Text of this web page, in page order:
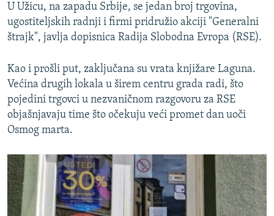
U Užicu, na zapadu Srbije, se jedan broj trgovina,
ugostiteljskih radnji i firmi pridružio akciji "Generalni
štrajk", javlja dopisnica Radija Slobodna Evropa (RSE).
Kao i prošli put, zaključana su vrata knjižare Laguna.
Većina drugih lokala u širem centru grada radi, što
pojedini trgovci u nezvaničnom razgovoru za RSE
objašnjavaju time što očekuju veći promet dan uoči
Osmog marta.